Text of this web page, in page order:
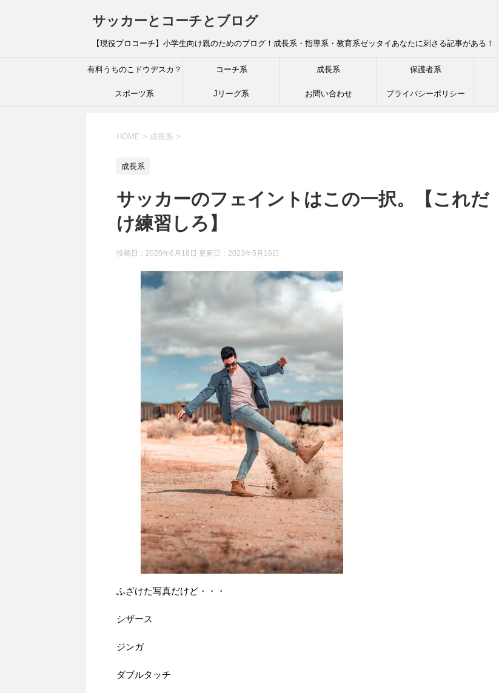
サッカーとコーチとブログ
【現役プロコーチ】小学生向け親のためのブログ！成長系・指導系・教育系ゼッタイあなたに刺さる記事がある！
有料うちのこドウデスカ？ コーチ系 成長系 保護者系
スポーツ系 Jリーグ系 お問い合わせ プライバシーポリシー
HOME > 成長系 >
成長系
サッカーのフェイントはこの一択。【これだ
け練習しろ】
投稿日：2020年6月18日 更新日： 2023年5月16日
ふざけた写真だけど・・・
シザース
ジンガ
ダブルタッチ